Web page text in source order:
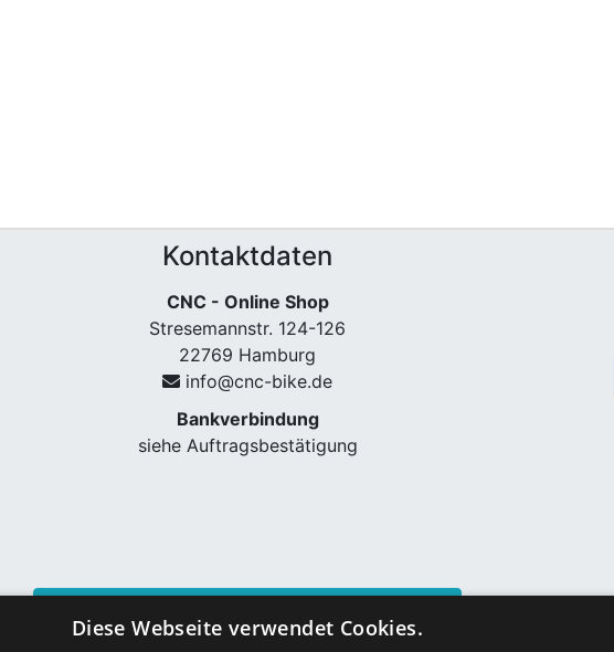
Kontaktdaten
CNC - Online Shop
Stresemannstr. 124-126
22769 Hamburg
info@cnc-bike.de
Bankverbindung
siehe Auftragsbestätigung
Diese Webseite verwendet Cookies.